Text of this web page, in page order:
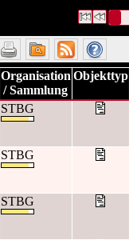
Organisation
/ Sammlung
Objekttyp
STBG
STBG
STBG